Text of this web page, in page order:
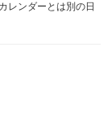
が、他社より
レンダーとは別の日